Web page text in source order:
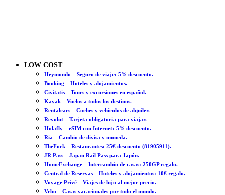
LOW COST
Heymondo – Seguro de viaje: 5% descuento.
Booking – Hoteles y alojamientos.
Civitatis – Tours y excursiones en español.
Kayak – Vuelos a todos los destinos.
Rentalcars – Coches y vehículos de alquiler.
Revolut – Tarjeta obligatoria para viajar.
Holafly – eSIM con Internet: 5% descuento.
Ria – Cambio de divisa y moneda.
TheFork – Restaurantes: 25€ descuento (81905911).
JR Pass – Japan Rail Pass para Japón.
HomeExchange – Intercambio de casas: 250GP regalo.
Central de Reservas – Hoteles y alojamientos: 10€ regalo.
Voyage Privé – Viajes de lujo al mejor precio.
Vrbo – Casas vacacionales por todo el mundo.